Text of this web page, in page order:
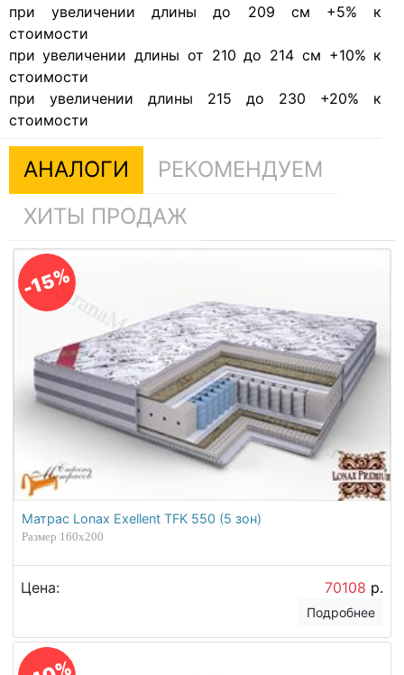
при увеличении длины до 209 см +5% к
стоимости
при увеличении длины от 210 до 214 см +10% к
стоимости
при увеличении длины 215 до 230 +20% к
стоимости
АНАЛОГИ
РЕКОМЕНДУЕМ
ХИТЫ ПРОДАЖ
-15%
Матрас Lonax Exellent TFK 550 (5 зон)
Размер 160х200
Цена: 70108 р.
Подробнее